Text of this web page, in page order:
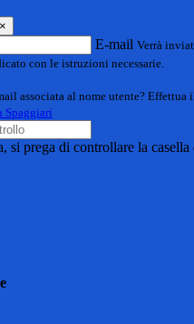
×
E-mail Verrà
con le istruzioni necessarie.
associata al nome utente? Effettua
Spaggiari
si prega di controllare la casella